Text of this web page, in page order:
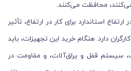
محافظت می‌کنند.
استاندارد برای کار در ارتفاع، تأثیر
دارد. هنگام خرید این تجهیزات، باید
سیستم قفل و یراق‌آلات، و مقاومت در